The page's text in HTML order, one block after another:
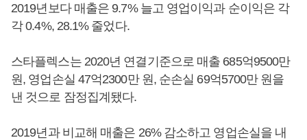
2019년보다 매출은 9.7% 늘고 영업이익과 순이익은 각
각 0.4%, 28.1% 줄었다.
스타플렉스는 2020년 연결기준으로 매출 685억9500만
원, 영업손실 47억2300만 원, 순손실 69억5700만 원을
낸 것으로 잠정집계됐다.
2019년과 비교해 매출은 26% 감소하고 영업손실을 내